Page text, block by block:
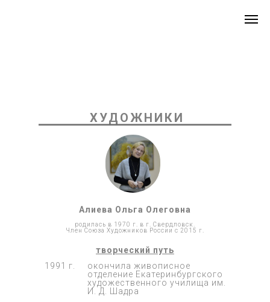
ХУДОЖНИКИ
Алиева Ольга Олеговна
родилась в 1970 г. в г. Свердловск.
Член Союза Художников России с 2015 г.
творческий путь
1991 г.
окончила живописное
отделение Екатеринбургского
художественного училища им.
И. Д. Шадра